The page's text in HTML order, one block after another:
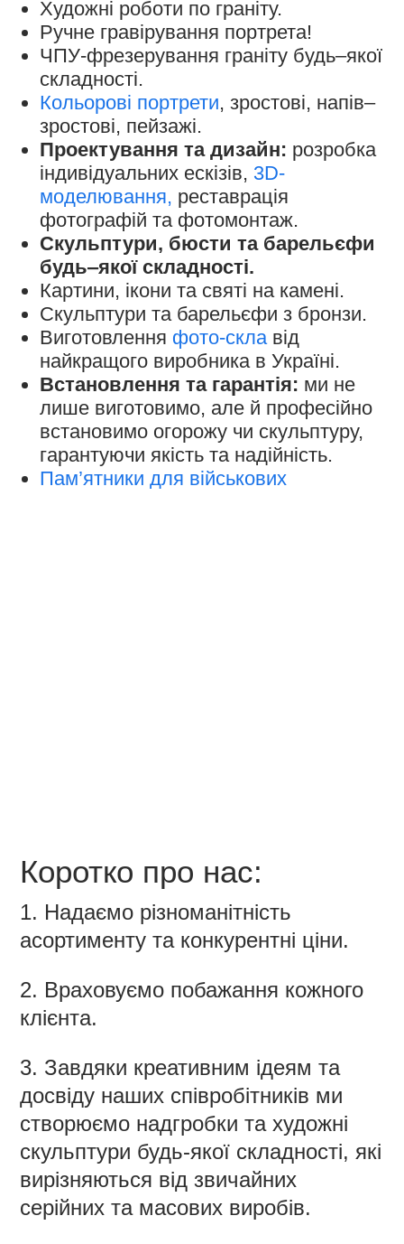
Художні роботи по граніту.
Ручне гравірування портрета!
ЧПУ-фрезерування граніту будь‒якої
складності.
Кольорові портрети, зростові, напів‒
зростові, пейзажі.
Проектування та дизайн: розробка
індивідуальних ескізів, 3D-
моделювання, реставрація
фотографій та фотомонтаж.
Скульптури, бюсти та барельєфи
будь‒якої складності.
Картини, ікони та святі на камені.
Скульптури та барельєфи з бронзи.
Виготовлення фото-склавід
найкращого виробника в Україні.
Встановлення та гарантія: ми не
лише виготовимо, але й професійно
встановимо огорожу чи скульптуру,
гарантуючи якість та надійність.
Пам’ятники для військових
Коротко про нас:
1. Надаємо різноманітність
асортименту та конкурентні ціни.
2. Враховуємо побажання кожного
клієнта.
3. Завдяки креативним ідеям та
досвіду наших співробітників ми
створюємо надгробки та художні
скульптури будь-якої складності, які
вирізняються від звичайних
серійних та масових виробів.